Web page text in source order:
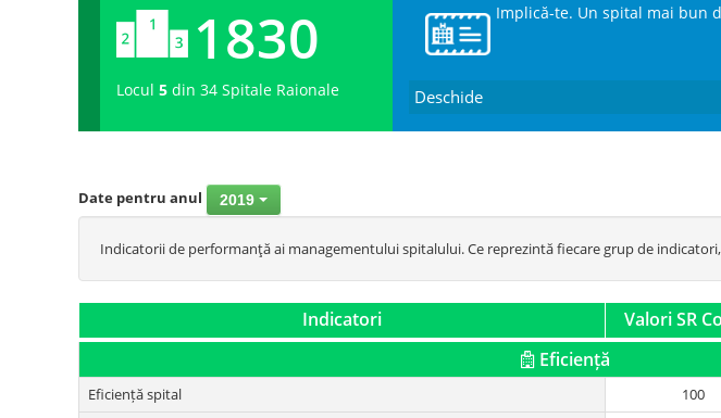
1830
Locul 5 din 34 Spitale Raionale
Implică-te. Un spital mai bun
Deschide
Date pentru anul 2019
Indicatorii de performanţă ai managementului spitalului. Ce reprezintă fiecare grup de
Indicatori Valori SR
Eficiență
Eficiență spital 100